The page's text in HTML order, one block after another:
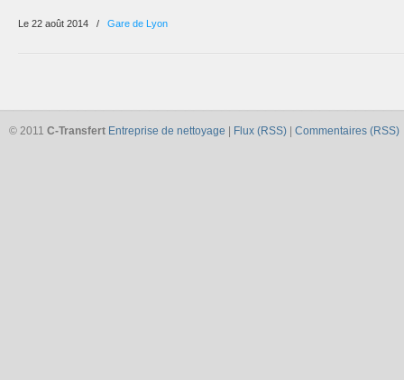
Le 22 août 2014 / Gare de Lyon
© 2011 C-Transfert Entreprise de nettoyage Flux (RSS) Commentaires (RSS)